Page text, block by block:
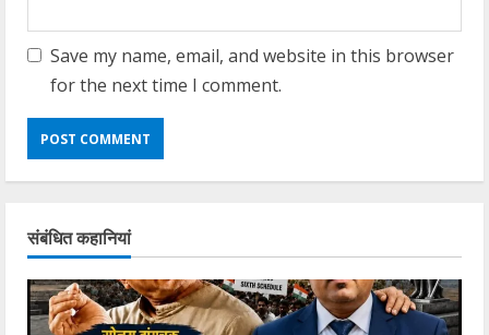
Save my name, email, and website in this browser
for the next time I comment.
संबंधित कहानियां